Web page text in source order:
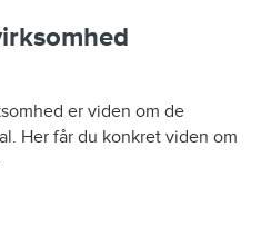
er viden om de
Her får du konkret viden om